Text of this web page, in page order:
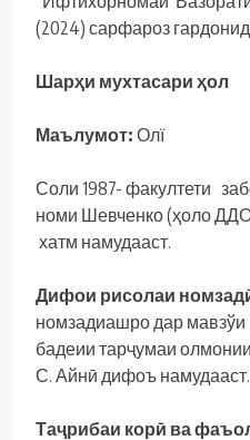
(2024) сарфароз
Шарҳи мухтасари ҳол
Маълумот: Олї
Соли 1987- факултети
номи Шевченко (ҳоло
хатм намудааст.
Дифои рисолаи номзад
номзадиашро дар мавзўи
бадеии тарҷумаи
С. Айнӣ дифоъ намудааст.
Таҷрибаи корӣ ва